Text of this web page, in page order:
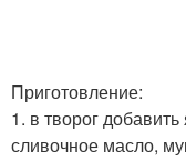
Приготовление:
1. в творог
сливочное масло,